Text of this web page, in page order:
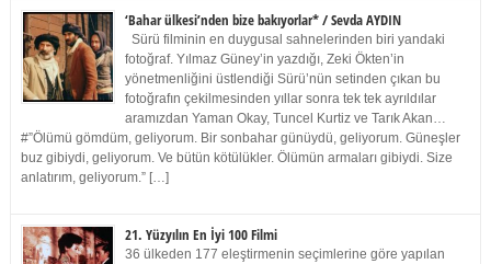
‘Bahar ülkesi’nden bize bakıyorlar* / Sevda AYDIN
Sürü filminin en duygusal sahnelerinden biri yandaki
fotoğraf. Yılmaz Güney’in yazdığı, Zeki Ökten’in
yönetmenliğini üstlendiği Sürü’nün setinden çıkan bu
fotoğrafın çekilmesinden yıllar sonra tek tek ayrıldılar
aramızdan Yaman Okay, Tuncel Kurtiz ve Tarık Akan…
#”Ölümü gömdüm, geliyorum. Bir sonbahar günüydü, geliyorum. Güneşler
buz gibiydi, geliyorum. Ve bütün kötülükler. Ölümün armaları gibiydi. Size
anlatırım, geliyorum.” […]
21. Yüzyılın En İyi 100 Filmi
36 ülkeden 177 eleştirmenin seçimlerine göre yapılan